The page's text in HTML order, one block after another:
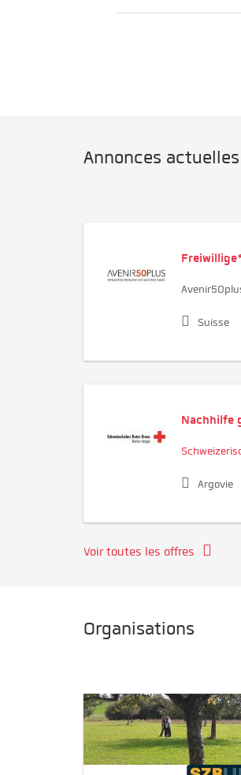
Annonces actuelles
Suisse
Nachhilfe
Argovie
Voir toutes les offres
Organisations